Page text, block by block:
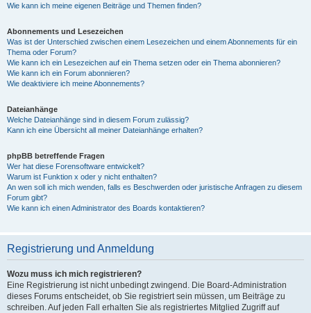
Wie kann ich meine eigenen Beiträge und Themen finden?
Abonnements und Lesezeichen
Was ist der Unterschied zwischen einem Lesezeichen und einem Abonnements für ein
Thema oder Forum?
Wie kann ich ein Lesezeichen auf ein Thema setzen oder ein Thema abonnieren?
Wie kann ich ein Forum abonnieren?
Wie deaktiviere ich meine Abonnements?
Dateianhänge
Welche Dateianhänge sind in diesem Forum zulässig?
Kann ich eine Übersicht all meiner Dateianhänge erhalten?
phpBB betreffende Fragen
Wer hat diese Forensoftware entwickelt?
Warum ist Funktion x oder y nicht enthalten?
An wen soll ich mich wenden, falls es Beschwerden oder juristische Anfragen zu diesem
Forum gibt?
Wie kann ich einen Administrator des Boards kontaktieren?
Registrierung und Anmeldung
Wozu muss ich mich registrieren?
Eine Registrierung ist nicht unbedingt zwingend. Die Board-Administration
dieses Forums entscheidet, ob Sie registriert sein müssen, um Beiträge zu
schreiben. Auf jeden Fall erhalten Sie als registriertes Mitglied Zugriff auf